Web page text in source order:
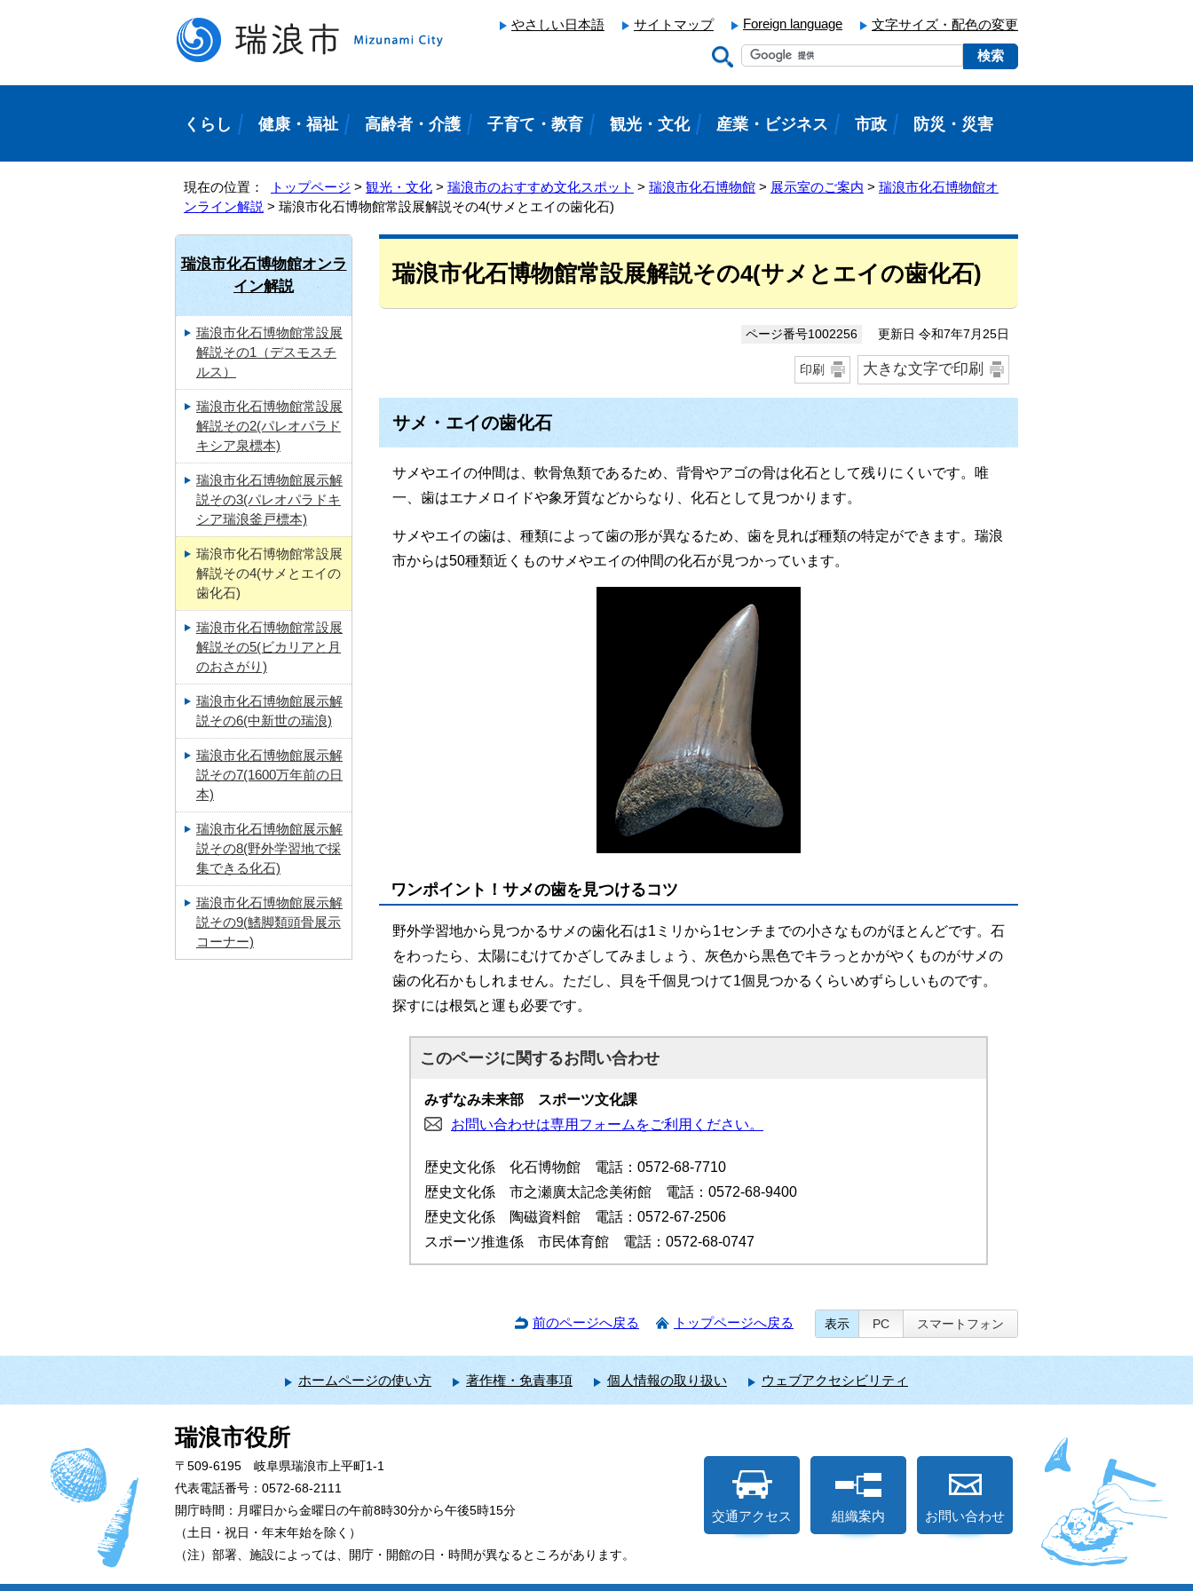
やさしい日本語 サイトマップ Foreign language 文字サイズ・配色の変更
くらし 健康・福祉 高齢者・介護 子育て・教育 観光・文化 産業・ビジネス 市政 防災・災害
現在の位置： トップページ > 観光・文化 > 瑞浪市のおすすめ文化スポット > 瑞浪市化石博物館 > 展示室のご案内 > 瑞浪市化石博物館オ
ンライン解説 > 瑞浪市化石博物館常設展解説その4(サメとエイの歯化石)
瑞浪市化石博物館常設展解説その4(サメとエイの歯化石)
ページ番号1002256 更新日 令和7年7月25日
印刷 大きな文字で印刷
サメ・エイの歯化石
サメやエイの仲間は、軟骨魚類であるため、背骨やアゴの骨は化石として残りにくいです。唯
一、歯はエナメロイドや象牙質などからなり、化石として見つかります。
サメやエイの歯は、種類によって歯の形が異なるため、歯を見れば種類の特定ができます。瑞浪
市からは50種類近くものサメやエイの仲間の化石が見つかっています。
ワンポイント！サメの歯を見つけるコツ
野外学習地から見つかるサメの歯化石は1ミリから1センチまでの小さなものがほとんどです。石
をわったら、太陽にむけてかざしてみましょう、灰色から黒色でキラっとかがやくものがサメの
歯の化石かもしれません。ただし、貝を千個見つけて1個見つかるくらいめずらしいものです。
探すには根気と運も必要です。
このページに関するお問い合わせ
みずなみ未来部 スポーツ文化課
お問い合わせは専用フォームをご利用ください。
歴史文化係 化石博物館 電話：0572-68-7710
歴史文化係 市之瀬廣太記念美術館 電話：0572-68-9400
歴史文化係 陶磁資料館 電話：0572-67-2506
スポーツ推進係 市民体育館 電話：0572-68-0747
瑞浪市化石博物館オンラ
イン解説
瑞浪市化石博物館常設展
解説その1（デスモスチ
ルス）
瑞浪市化石博物館常設展
解説その2(パレオパラド
キシア泉標本)
瑞浪市化石博物館展示解
説その3(パレオパラドキ
シア瑞浪釜戸標本)
瑞浪市化石博物館常設展
解説その4(サメとエイの
歯化石)
瑞浪市化石博物館常設展
解説その5(ビカリアと月
のおさがり)
瑞浪市化石博物館展示解
説その6(中新世の瑞浪)
瑞浪市化石博物館展示解
説その7(1600万年前の日
本)
瑞浪市化石博物館展示解
説その8(野外学習地で採
集できる化石)
瑞浪市化石博物館展示解
説その9(鰭脚類頭骨展示
コーナー)
前のページへ戻る トップページへ戻る 表示 PC スマートフォン
ホームページの使い方 著作権・免責事項 個人情報の取り扱い ウェブアクセシビリティ
瑞浪市役所
〒509-6195 岐阜県瑞浪市上平町1-1
代表電話番号：0572-68-2111
開庁時間：月曜日から金曜日の午前8時30分から午後5時15分
（土日・祝日・年末年始を除く）
（注）部署、施設によっては、開庁・開館の日・時間が異なるところがあります。
交通アクセス 組織案内 お問い合わせ